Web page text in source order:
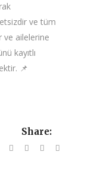
ve tüm
ve ailelerine
kayıtlı
📌
Share: